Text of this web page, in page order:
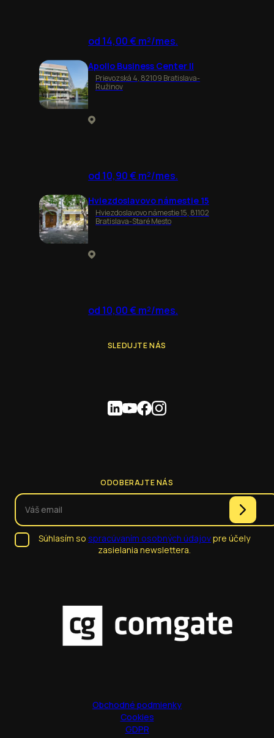
od 14,00 € m²/mes.
Apollo Business Center II
Prievozská 4, 82109 Bratislava-
Ružinov
od 10,90 € m²/mes.
Hviezdoslavovo námestie 15
Hviezdoslavovo námestie 15, 81102
Bratislava-Staré Mesto
od 10,00 € m²/mes.
SLEDUJTE NÁS
ODOBERAJTE NÁS
Súhlasím so spracúvaním osobných údajovpre účely
zasielania newslettera.
Obchodné podmienky
Cookies
GDPR